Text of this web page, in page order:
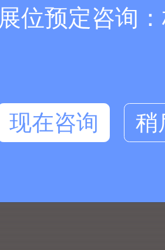
展位预定咨询
现在咨询 稍